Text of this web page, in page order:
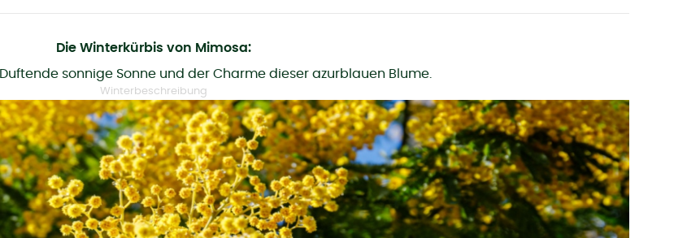
Die Winterkürbis von Mimosa:
Duftende sonnige Sonne und der Charme dieser azurblauen Blume.
Winterbeschreibung